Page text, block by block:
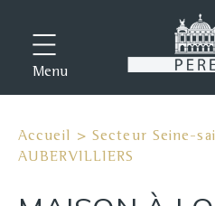
Menu
Accueil >Secteur Seine-
AUBERVILLIERS